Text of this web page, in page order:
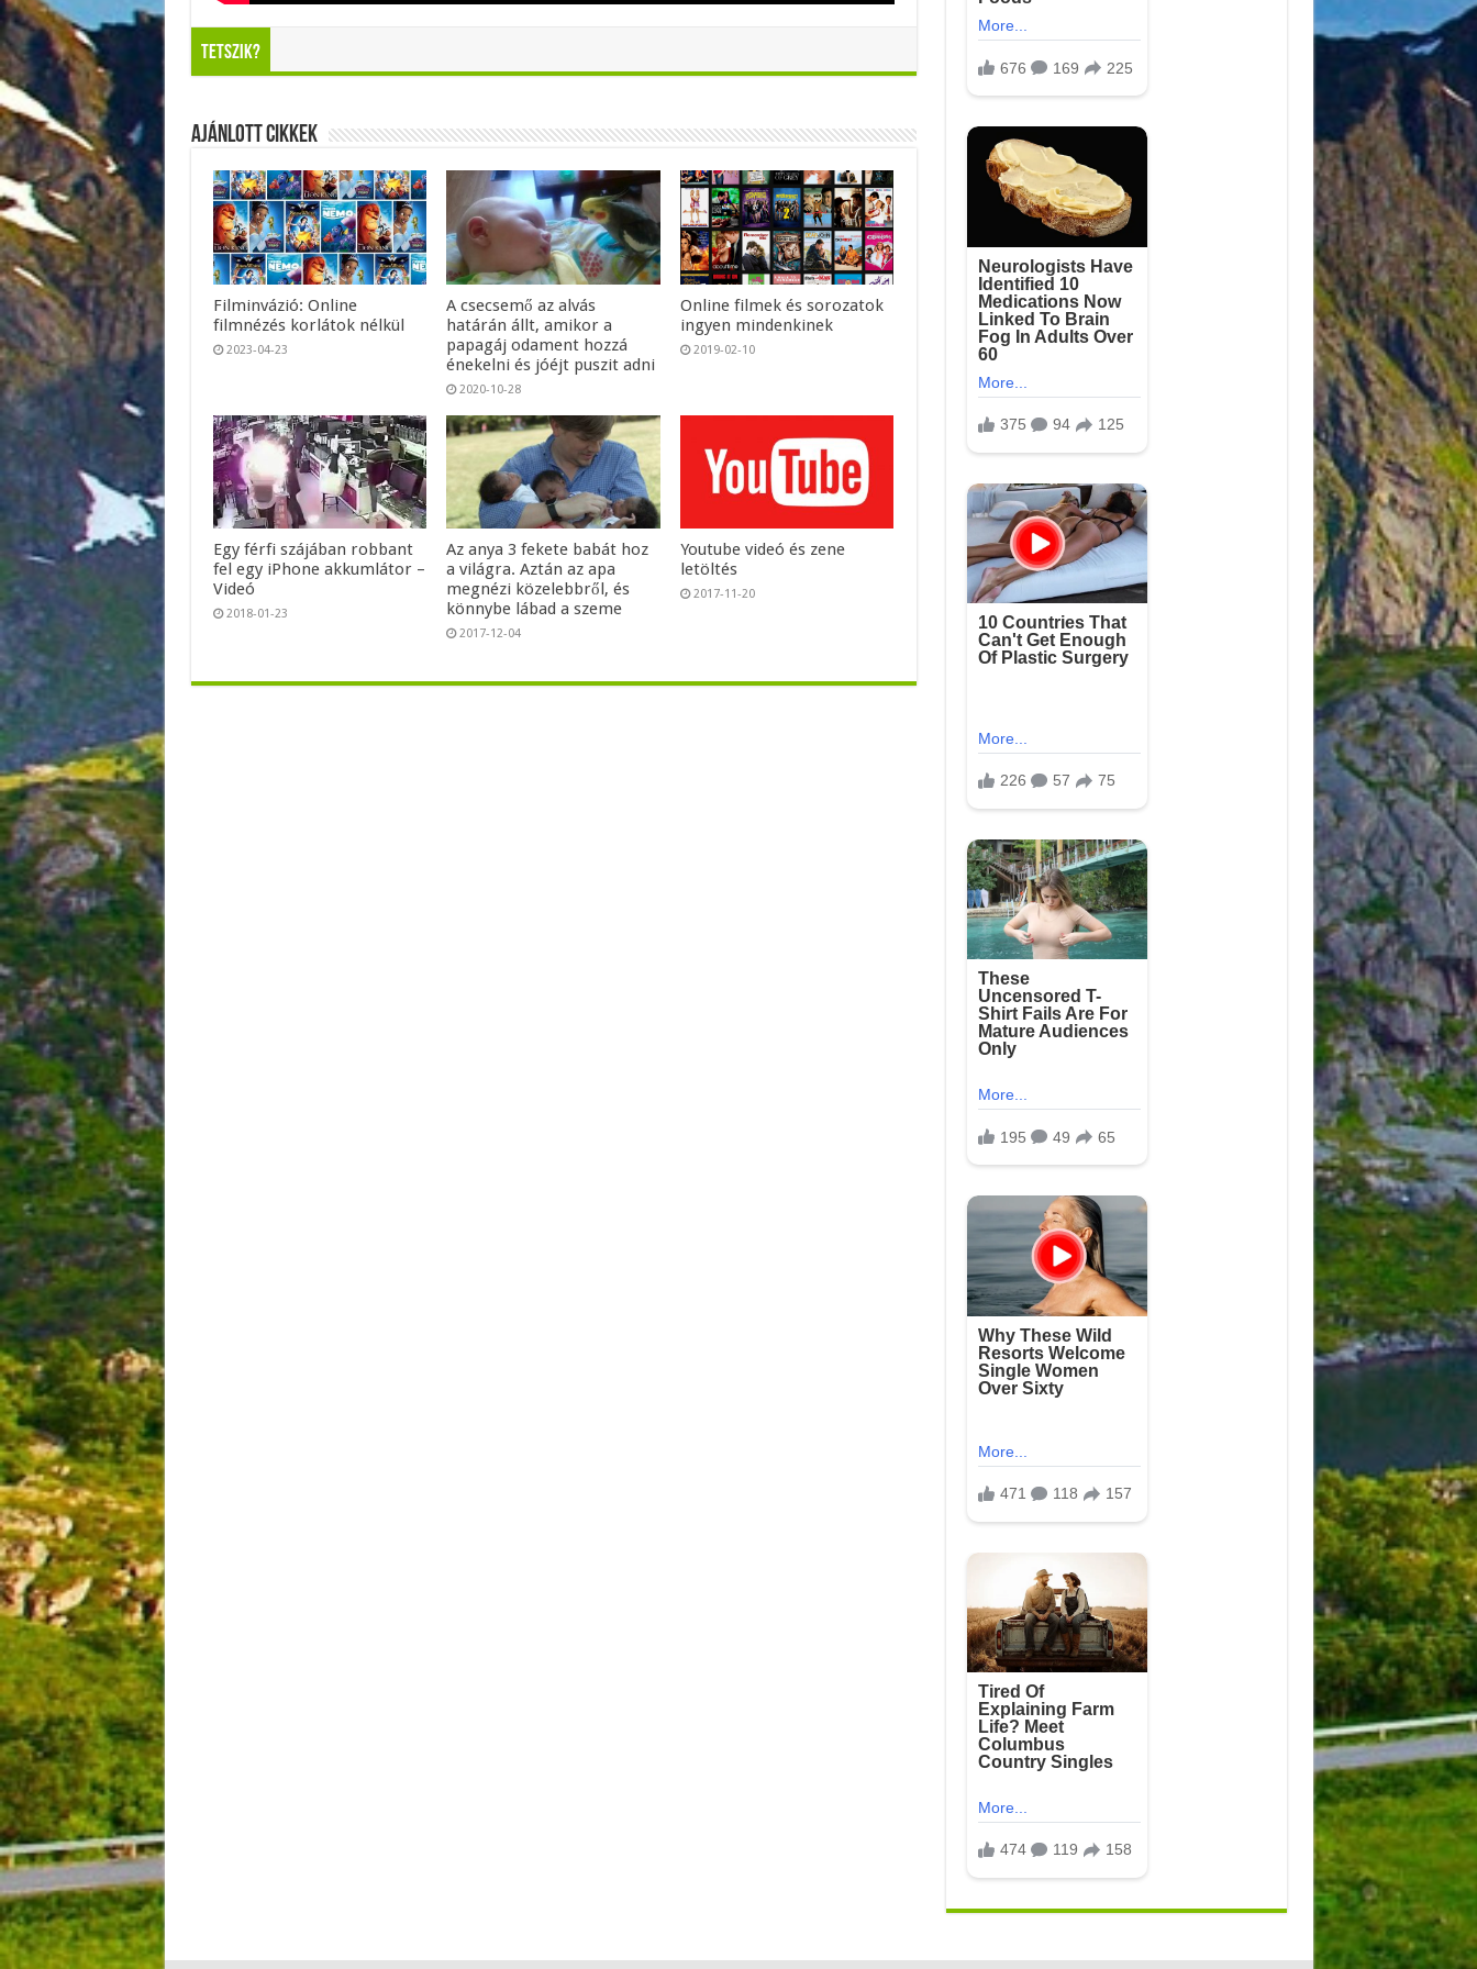
Tetszik?
Ajánlott Cikkek
Filminvázió: Online
filmnézés korlátok nélkül
2023-04-23
A csecsemő az alvás
határán állt, amikor a
papagáj odament hozzá
énekelni és jóéjt puszit adni
2020-10-28
Online filmek és sorozatok
ingyen mindenkinek
2019-02-10
Egy férfi szájában robbant
fel egy iPhone akkumlátor –
Videó
2018-01-23
Az anya 3 fekete babát hoz
a világra. Aztán az apa
megnézi közelebbről, és
könnybe lábad a szeme
2017-12-04
Youtube videó és zene
letöltés
2017-11-20